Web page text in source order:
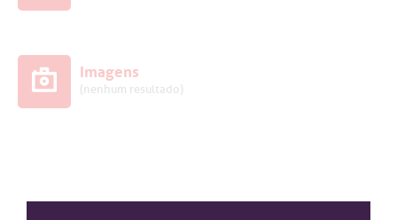
Imagens
(nenhum resultado)